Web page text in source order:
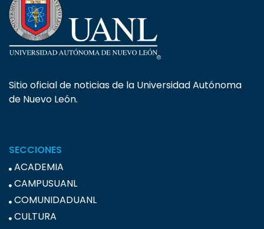
Sitio oficial de noticias de la Universidad Autónoma
de Nuevo León.
SECCIONES
ACADEMIA
CAMPUSUANL
COMUNIDADUANL
CULTURA